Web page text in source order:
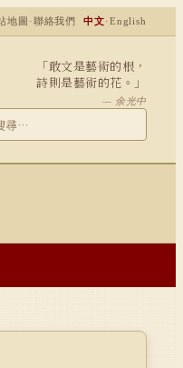
地圖 ·聯絡我們 中文·English
「敢文是藝術的根，
詩則是藝術的花。」
— 余光中